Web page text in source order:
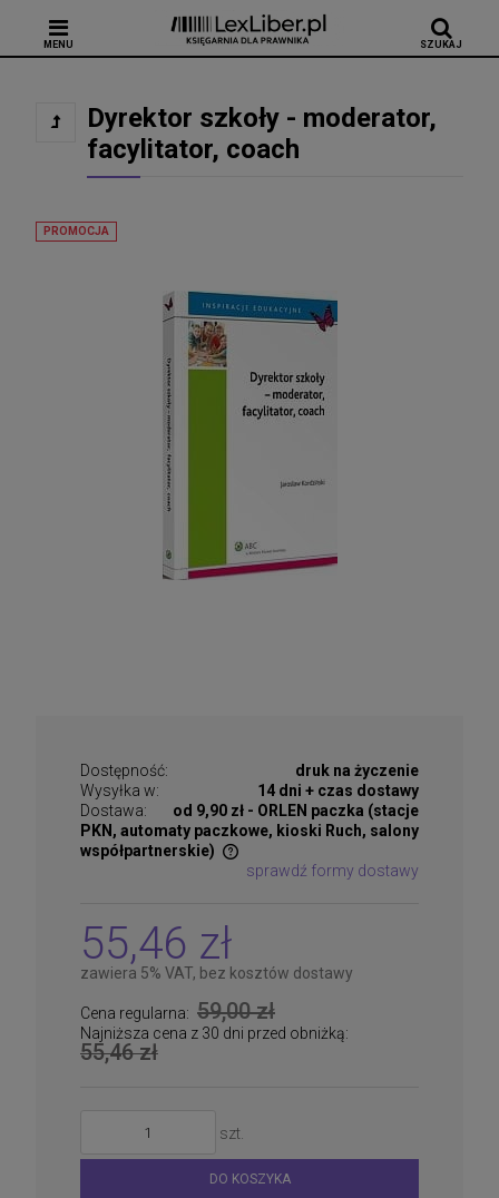
MENU SZUKAJ
Dyrektor szkoły - moderator,
facylitator, coach
PROMOCJA
Dostępność:
druk na życzenie
Wysyłka w:
14 dni + czas dostawy
Dostawa:
od 9,90 zł - ORLEN paczka (stacje
PKN, automaty paczkowe, kioski Ruch, salony
współpartnerskie)
Cena nie zawiera ewentualnych kosztów płatności
sprawdź formy dostawy
55,46 zł
zawiera 5% VAT, bez kosztów dostawy
Cena regularna: 59,00 zł
Najniższa cena z 30 dni przed obniżką:
55,46 zł
szt.
DO KOSZYKA